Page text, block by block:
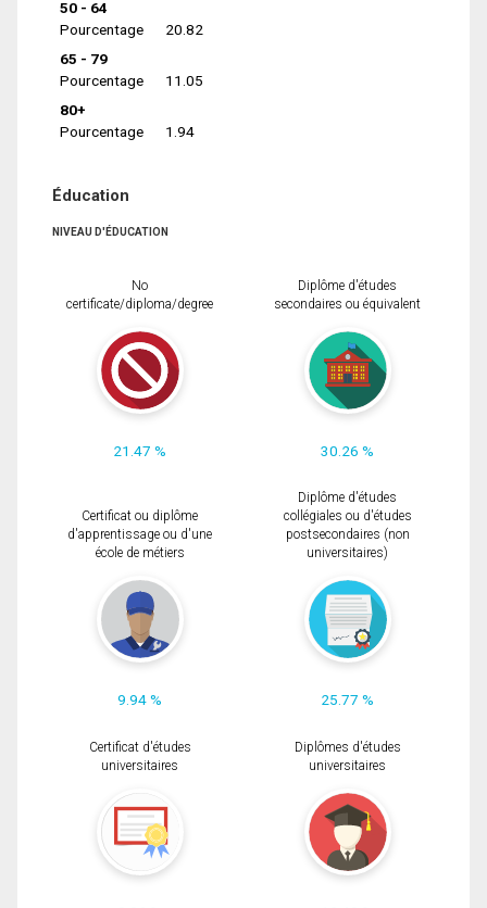
50 - 64
Pourcentage
20.82
65 - 79
Pourcentage
11.05
80+
Pourcentage
1.94
Éducation
NIVEAU D'ÉDUCATION
No
certificate/diploma/degree
21.47 %
Diplôme d'études
secondaires ou équivalent
30.26 %
Certificat ou diplôme
d'apprentissage ou d'une
école de métiers
9.94 %
Diplôme d'études
collégiales ou d'études
postsecondaires (non
universitaires)
25.77 %
Certificat d'études
universitaires
Diplômes d'études
universitaires